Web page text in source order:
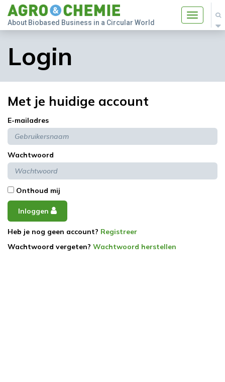
Toggle
About Biobased Business in a Circular World
Login
Met je huidige account
E-mailadres
Wachtwoord
Onthoud mij
Inloggen
Heb je nog geen account? Registreer
Wachtwoord vergeten? Wachtwoord herstellen